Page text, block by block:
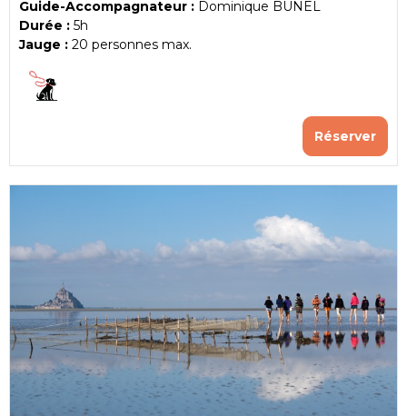
Guide-Accompagnateur : Dominique BUNEL
Durée : 5h
Jauge : 20 personnes max.
Réserver